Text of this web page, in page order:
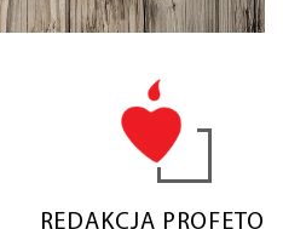
REDAKCJA PROFETO